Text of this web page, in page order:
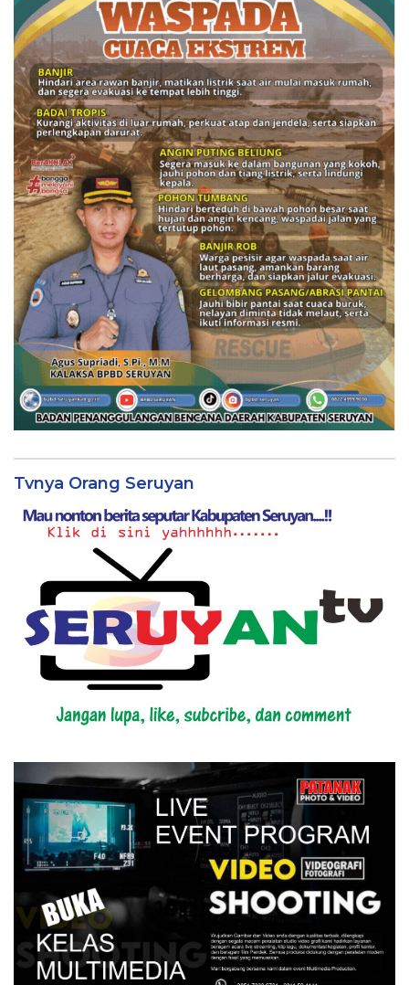
Tvnya Orang Seruyan